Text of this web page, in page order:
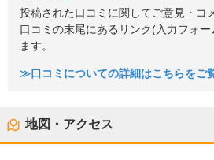
投稿された口コミに関してご意見・コ
口コミの末尾にあるリンク(入力フォ
ます。
≫口コミについての詳細はこちらをご
地図・アクセス